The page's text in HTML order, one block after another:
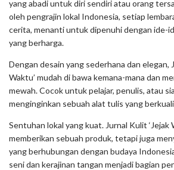
yang abadi untuk diri sendiri atau orang
oleh pengrajin lokal Indonesia, setiap
cerita, menanti untuk dipenuhi dengan ide-
yang berharga.
Dengan desain yang sederhana dan elegan,
Waktu’ mudah di bawa kemana-mana dan
mewah. Cocok untuk pelajar, penulis, atau
menginginkan sebuah alat tulis yang
Sentuhan lokal yang kuat. Jurnal Kulit ‘Jejak
memberikan sebuah produk, tetapi juga
yang berhubungan dengan budaya
seni dan kerajinan tangan menjadi bagian